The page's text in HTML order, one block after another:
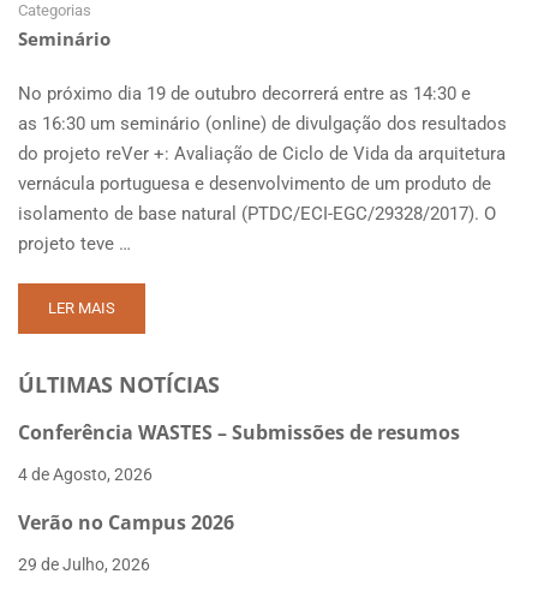
Categorias
Seminário
No próximo dia 19 de outubro decorrerá entre as 14:30 e
as 16:30 um seminário (online) de divulgação dos resultados
do projeto reVer +: Avaliação de Ciclo de Vida da arquitetura
vernácula portuguesa e desenvolvimento de um produto de
isolamento de base natural (PTDC/ECI-EGC/29328/2017). O
projeto teve …
READ
MORE
SEMINÁRIO
LER MAIS
ÚLTIMAS NOTÍCIAS
Conferência WASTES – Submissões de resumos
4 de Agosto, 2026
Verão no Campus 2026
29 de Julho, 2026